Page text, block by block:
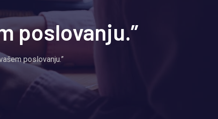
poslovanju.”
poslovanju.”